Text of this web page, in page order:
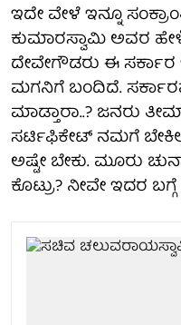
ಇದೇ ವೇಳೆ ಇನ್ನೂ
ಕುಮಾರಸ್ವಾಮಿ ಅವರ
ದೇವೇಗೌಡರು ಈ ಸರ್ಕಾರ
ಮಗನಿಗೆ ಬಂದಿದೆ.
ಮಾಡ್ತಾರಾ..? ಜನರು
ಸರ್ಟಿಫಿಕೇಟ್‌ ನಮಗೆ
ಅಷ್ಟೇ ಬೇಕು. ಮೂರು
ಕೊಟ್ರು? ನೀವೇ ಇದರ ಬಗ್ಗೆ